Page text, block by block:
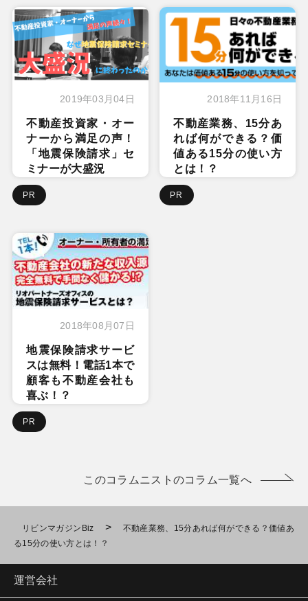
2019年03月04日
不動産投資家・オー
ナーから満足の声！
「地震保険請求」セ
ミナーが大盛況
PR
2018年11月16日
不動産業務、15分あ
れば何ができる？価
値ある15分の使い方
とは！？
PR
2018年08月07日
地震保険請求サービ
スは無料！電話1本で
顧客も不動産会社も
喜ぶ！？
PR
このコラムニストのコラム一覧へ
リビンマガジンBiz >
不動産業務、15分あれば何ができる？価値あ
る15分の使い方とは！？
運営会社